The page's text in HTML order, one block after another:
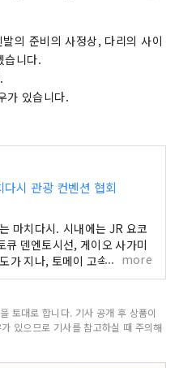
의 준비의 사정상, 다리의 사이
습니다.
가 있습니다.
시 관광 컨벤션 협회
마치다시. 시내에는 JR 요코
큐 덴엔토시선, 게이오 사가미
가 지나, 토메이 고속 요코하
액세스의 장점이 자랑. 또, 대
치다 그란베리 파크를 중심으
편리함, 타마 구릉의 풍부한
more
토대로 합니다. 기사 공개 후 상품이
있으므로 기사를 참고하실 때 주의해